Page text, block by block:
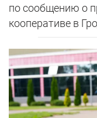
по сообщению о
кооперативе в